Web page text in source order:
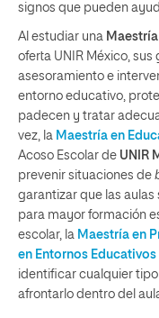
signos que pueden
Al estudiar una
oferta UNIR México,
asesoramiento e
entorno educativo,
padecen y tratar
vez, la Maestría en
Acoso Escolar de UNIR
prevenir situaciones de
garantizar que las aulas
para mayor formación
escolar, la Maestría en
en Entornos Educativos
identificar cualquier
afrontarlo dentro del